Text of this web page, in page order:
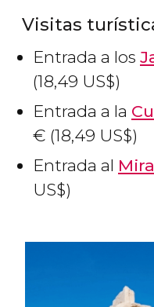
Visitas
Entrada a los
(18,49 US$)
Entrada a la
€ (18,49 US$)
Entrada al
US$)